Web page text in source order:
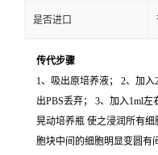
是否进口
传代步骤
1、吸出原培养液； 2、加
出PBS丢弃； 3、加入1ml
晃动培养瓶 使之浸润所有
胞块中间的细胞明显变圆有